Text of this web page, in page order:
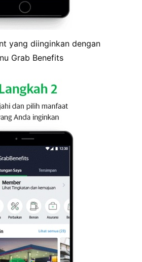
yang diinginkan dengan
Grab Benefits